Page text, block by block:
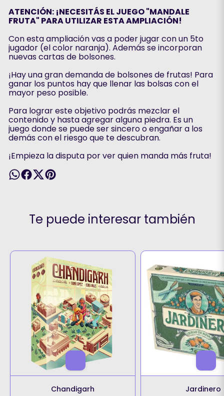
ATENCIÓN: ¡NECESITÁS EL JUEGO "MANDALE
FRUTA" PARA UTILIZAR ESTA AMPLIACIÓN!
Con esta ampliación vas a poder jugar con un 5to
jugador (el color naranja). Además se incorporan
nuevas cartas de bolsones.
¡Hay una gran demanda de bolsones de frutas! Para
ganar los puntos hay que llenar las bolsas con el
mayor peso posible.
Para lograr este objetivo podrás mezclar el
contenido y hasta agregar alguna piedra. Es un
juego donde se puede ser sincero o engañar a los
demás con el riesgo que te descubran.
¡Empieza la disputa por ver quien manda más fruta!
Te puede interesar también
Chandigarh Jardinero